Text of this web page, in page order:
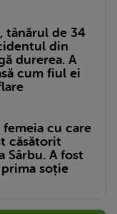
tânărul de 34
din
durerea. A
cum fiul ei
femeia cu care
căsătorit
Sârbu. A fost
soție